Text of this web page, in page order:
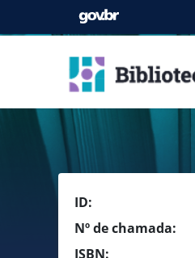
ID:
Nº de chamada:
ISBN: